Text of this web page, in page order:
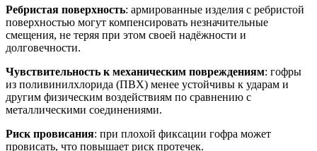
Ребристая поверхность: армированные изделия с ребристой
поверхностью могут компенсировать незначительные
смещения, не теряя при этом своей надёжности и
долговечности.
Чувствительность к механическим повреждениям: гофры
из поливинилхлорида (ПВХ) менее устойчивы к ударам и
другим физическим воздействиям по сравнению с
металлическими соединениями.
Риск провисания: при плохой фиксации гофра может
провисать, что повышает риск протечек.